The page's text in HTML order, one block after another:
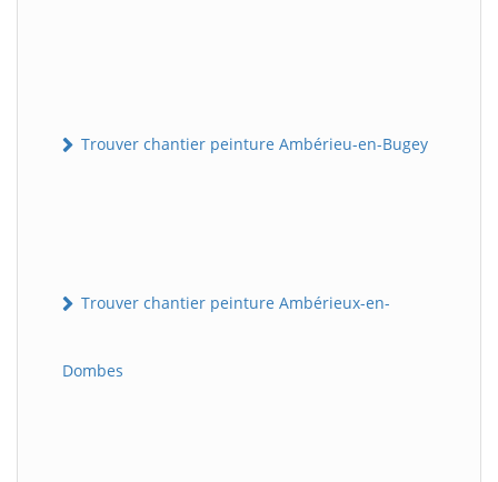
Trouver chantier peinture Ambérieu-en-Bugey
Trouver chantier peinture Ambérieux-en-
Dombes